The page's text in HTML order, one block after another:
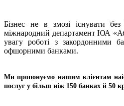
Бізнес не в змозі існувати
міжнародний департамент ЮА
увагу роботі з закордонними
офшорними банками.
Ми пропонуємо нашим клієнтам
послуг у більш ніж 150 банках й 50